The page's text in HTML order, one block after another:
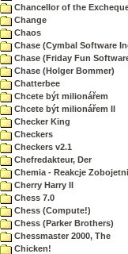
Chancellor of the
Change
Chaos
Chase (Cymbal Software
Chase (Friday Fun
Chase (Holger Bommer)
Chatterbee
Chcete být milionářem
Chcete být milionářem II
Checker King
Checkers
Checkers v2.1
Chefredakteur, Der
Chemia - Reakcje
Cherry Harry II
Chess 7.0
Chess (Compute!)
Chess (Parker Brothers)
Chessmaster 2000, The
Chicken!